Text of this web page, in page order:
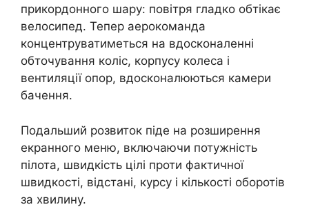
прикордонного шару: повітря гладко обтікає
велосипед. Тепер аерокоманда
концентруватиметься на вдосконаленні
обточування коліс, корпусу колеса і
вентиляції опор, вдосконалюються камери
бачення.
Подальший розвиток піде на розширення
екранного меню, включаючи потужність
пілота, швидкість цілі проти фактичної
швидкості, відстані, курсу і кількості оборотів
за хвилину.